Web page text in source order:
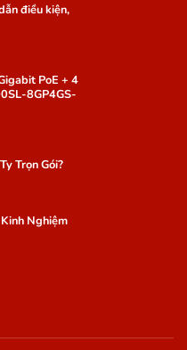
điều kiện,
PoE + 4
8GP4GS-
Trọn Gói?
Nghiệm